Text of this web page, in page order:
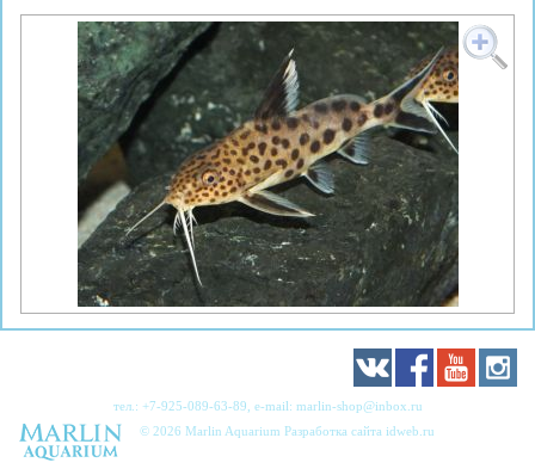
тел.: +7-925-089-63-89, e-mail: marlin-shop@inbox.ru
© 2026 Marlin Aquarium Разработка сайта idweb.ru